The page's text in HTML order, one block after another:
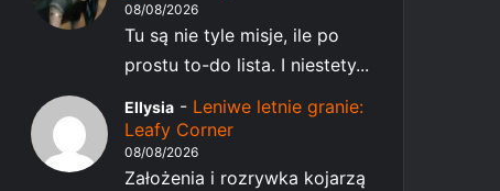
08/08/2026
Tu są nie tyle misje, ile po
prostu to-do lista. I niestety...
Ellysia - Leniwe letnie granie:
Leafy Corner
08/08/2026
Założenia i rozrywka kojarzą